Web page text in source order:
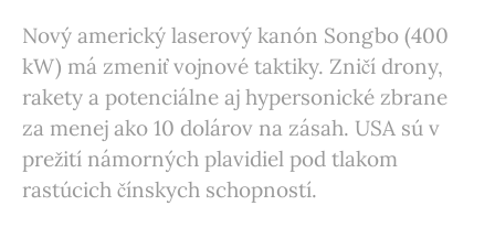
Nový americký laserový kanón Songbo (400
kW) má zmeniť vojnové taktiky. Zničí drony,
rakety a potenciálne aj hypersonické zbrane
za menej ako 10 dolárov na zásah. USA sú v
prežití námorných plavidiel pod tlakom
rastúcich čínskych schopností.